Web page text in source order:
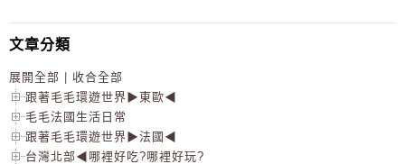
文章分類
展開全部
收合全部
跟著毛毛環遊世界▶東歐◀
毛毛法國生活日常
跟著毛毛環遊世界▶法國◀
台灣北部◀哪裡好吃?哪裡好玩?